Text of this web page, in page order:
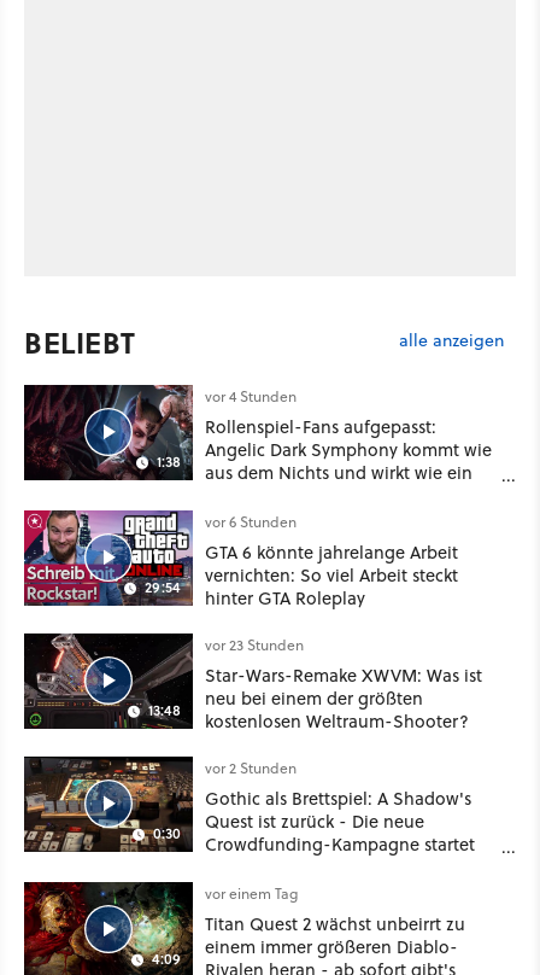
BELIEBT alle anzeigen
1:38
vor 4 Stunden
Rollenspiel-Fans aufgepasst:
Angelic Dark Symphony kommt wie
aus dem Nichts und wirkt wie ein
Mass Effect
29:54
vor 6 Stunden
GTA 6 könnte jahrelange Arbeit
vernichten: So viel Arbeit steckt
hinter GTA Roleplay
13:48
vor 23 Stunden
Star-Wars-Remake XWVM: Was ist
neu bei einem der größten
kostenlosen Weltraum-Shooter?
0:30
vor 2 Stunden
Gothic als Brettspiel: A Shadow's
Quest ist zurück - Die neue
Crowdfunding-Kampagne startet
4:09
vor einem Tag
Titan Quest 2 wächst unbeirrt zu
einem immer größeren Diablo-
Rivalen heran - ab sofort gibt's